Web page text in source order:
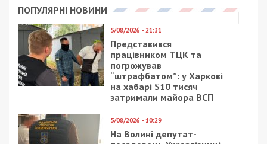
набуває законної сили через 30 днів, якщо його
не буде оскаржено в апеляційному порядку.
Нагадаємо, раніше ми повідомляли про те, що
суд оголосив обвинувальний вирок ексначальнику
Держгеокадастру Вінниччини.
Facebook
Telegram
Twitter
WhatsApp
ViberEmail
Категории:Суспільство,Топ
вирок,розкрадання